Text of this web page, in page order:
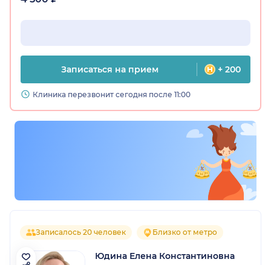
Записаться на прием + 200
Клиника перезвонит сегодня после 11:00
Записалось 20 человек Близко от метро
Юдина Елена Константиновна